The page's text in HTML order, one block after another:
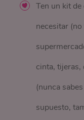
Ten un kit
necesitar
cinta, tijeras,
(nunca
supuesto,